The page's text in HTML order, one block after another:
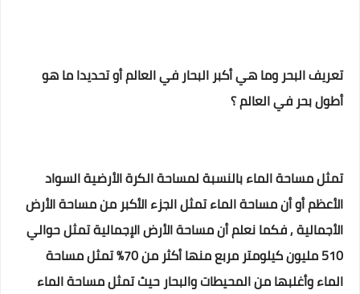
تعريف البحر وما هي أكبر البحار في العالم أو تحديدا ما هو
أطول بحر في العالم ؟
تمثل مساحة الماء بالنسبة لمساحة الكرة الأرضية السواد
الأعظم أو أن مساحة الماء تمثل الجزء الأكبر من مساحة الأرض
الأجمالية , فكما نعلم أن مساحة الأرض الإجمالية تمثل حوالي
510 مليون كيلومتر مربع منها أكثر من 70% تمثل مساحة
الماء وأغلبها من المحيطات والبحار حيث تمثل مساحة الماء